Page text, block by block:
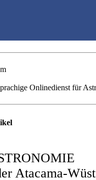
Onlinedienst für
Atacama-